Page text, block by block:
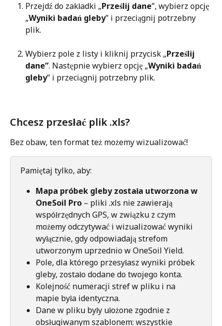
Przejdź do zakładki „Prześlij dane”, wybierz opcję
„Wyniki badań gleby” i przeciągnij potrzebny
plik.
Wybierz pole z listy i kliknij przycisk „Prześlij
dane”. Następnie wybierz opcję „Wyniki badań
gleby” i przeciągnij potrzebny plik.
Chcesz przesłać plik .xls?
Bez obaw, ten format też możemy wizualizować!
Pamiętaj tylko, aby:
Mapa próbek gleby została utworzona w
OneSoil Pro – pliki .xls nie zawierają
współrzędnych GPS, w związku z czym
możemy odczytywać i wizualizować wyniki
wyłącznie, gdy odpowiadają strefom
utworzonym uprzednio w OneSoil Yield.
Pole, dla którego przesyłasz wyniki próbek
gleby, zostało dodane do twojego konta.
Kolejność numeracji stref w pliku i na
mapie była identyczna.
Dane w pliku były ułożone zgodnie z
obsługiwanym szablonem: wszystkie